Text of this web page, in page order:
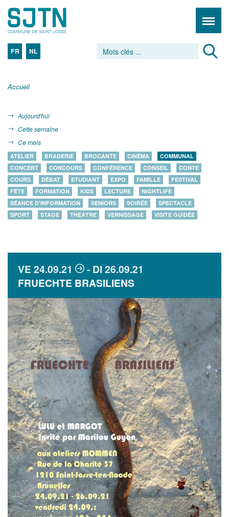
FR NL
Accueil
Aujourd'hui
Cette semaine
Ce mois
ATELIER BRADERIE BROCANTE CINÉMA
COMMUNAL
CONCERT
CONCOURS CONFÉRENCE CONSEIL
CONTE
COURS
DÉBAT ETUDIANT EXPO FAMILLE
FESTIVAL
FÊTE
FORMATION KIDS LECTURE
NIGHTLIFE
SÉANCE D'INFORMATION
SENIORS SOIRÉE
SPECTACLE
SPORT
STAGE THÉÂTRE VERNISSAGE VISITE GUIDÉE
VE24.09.21 DI26.09.21
FRUECHTE BRASILIENS